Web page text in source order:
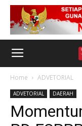
Home ADVETORIAL
ADVETORIAL DAERAH